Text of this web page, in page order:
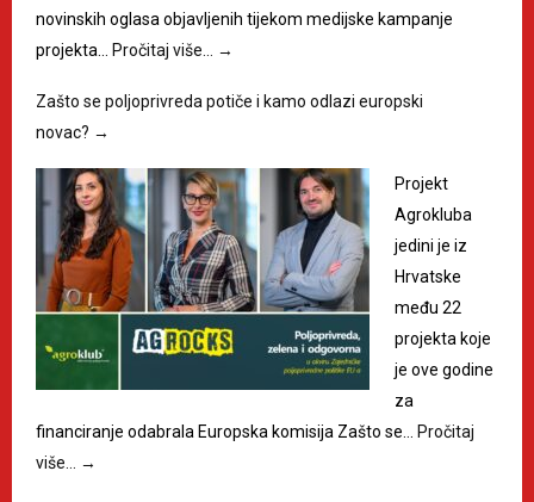
novinskih oglasa objavljenih tijekom medijske kampanje
projekta… Pročitaj više… →
Zašto se poljoprivreda potiče i kamo odlazi europski
novac? →
Projekt
Agrokluba
jedini je iz
Hrvatske
među 22
projekta koje
je ove godine
za
financiranje odabrala Europska komisija Zašto se… Pročitaj
više… →